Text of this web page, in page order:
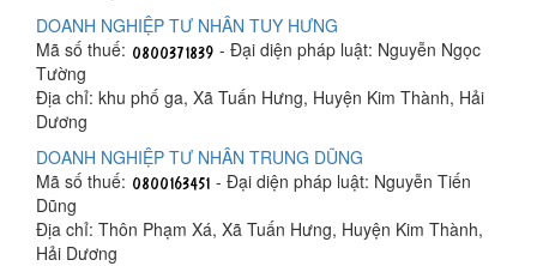
DOANH NGHIỆP TƯ NHÂN TUY HƯNG
Mã số thuế:
- Đại diện pháp luật: Nguyễn Ngọc
Tường
Địa chỉ: khu phố ga, Xã Tuấn Hưng, Huyện Kim Thành, Hải
Dương
DOANH NGHIỆP TƯ NHÂN TRUNG DŨNG
Mã số thuế:
- Đại diện pháp luật: Nguyễn Tiến
Dũng
Địa chỉ: Thôn Phạm Xá, Xã Tuấn Hưng, Huyện Kim Thành,
Hải Dương